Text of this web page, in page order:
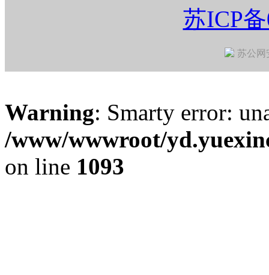
苏ICP
苏公网
Warning: Smarty error:
/www/wwwroot/
on line 1093